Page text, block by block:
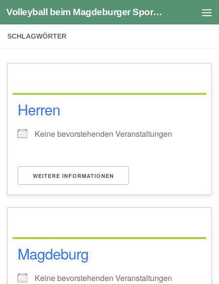
Zum Inhalt springen Volleyball beim Magdeburger Sportverein 1990 e.V.
SCHLAGWÖRTER
Herren
Keine bevorstehenden Veranstaltungen
WEITERE INFORMATIONEN
Magdeburg
Keine bevorstehenden Veranstaltungen